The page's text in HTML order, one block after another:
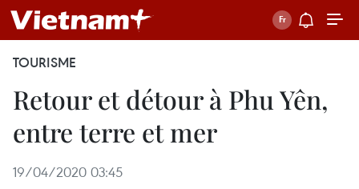
TOURISME
Retour et détour à Phu Yên,
entre terre et mer
19/04/2020 03:45